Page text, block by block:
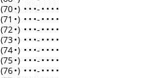
(70•) • • •- • • • •
(71 •) • • •- • • • •
(72•) • • •- • • • •
(73•) • • •- • • • •
(74•) • • •- • • • •
(75•) • • •- • • • •
(76•) • • •- • • • •